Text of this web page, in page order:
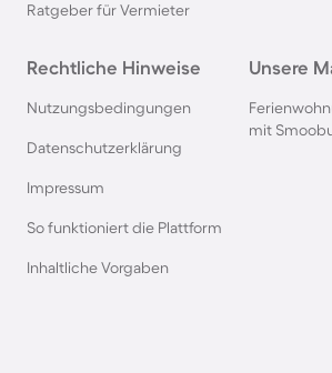
Seenplatte
Ferienparks auf Sardinien
Ferienparks in Winterberg
Ferienparks in Bibione
Ratgeber für Vermieter
Rechtliche Hinweise
Nutzungsbedingungen
Datenschutzerklärung
Impressum
So funktioniert die Plattform
Inhaltliche Vorgaben
Unsere
mit